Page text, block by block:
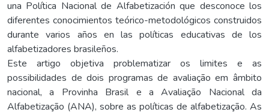
una Política Nacional de Alfabetización que desconoce los
diferentes conocimientos teórico-metodológicos construidos
durante varios años en las políticas educativas de los
alfabetizadores brasileños.
Este artigo objetiva problematizar os limites e as
possibilidades de dois programas de avaliação em âmbito
nacional, a Provinha Brasil e a Avaliação Nacional da
Alfabetização (ANA), sobre as políticas de alfabetização. As